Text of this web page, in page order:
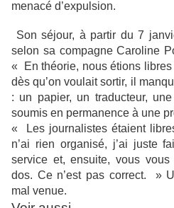
menacé d’expulsion.
Son séjour, à partir du 7
selon sa compagne Caroline
« En théorie, nous étions
dès qu’on voulait sortir, il
: un papier, un traducteur,
soumis en permanence à une
« Les journalistes étaient
n’ai rien organisé, j’ai juste
service et, ensuite, vous
dos. Ce n’est pas correct. »
mal venue.